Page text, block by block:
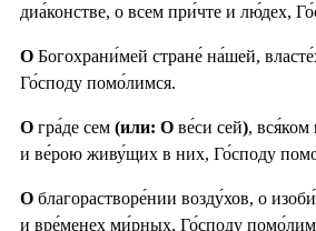
диа́констве, о всем при́чте и лю́дех,
О Богохрани́мей стране́ на́шей,
Го́споду помо́лимся.
О гра́де сем (или: О ве́си сей), вся́ком
и ве́рою живу́щих в них, Го́споду
О благорастворе́нии возду́хов, о
и вре́менех ми́рных, Го́споду